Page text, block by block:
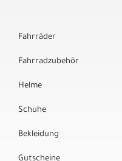
Fahrräder
Fahrradzubehör
Helme
Schuhe
Bekleidung
Gutscheine